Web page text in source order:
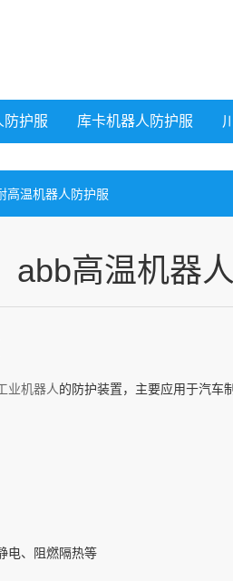
防护服 库卡机器人防护服
高温机器人防护服
abb高温机器
业机器人的防护装置，主要应用于汽车
电、阻燃隔热等